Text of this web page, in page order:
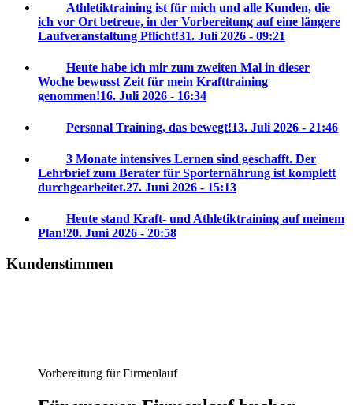
Athletiktraining ist für mich und alle Kunden, die
ich vor Ort betreue, in der Vorbereitung auf eine längere
Laufveranstaltung Pflicht!31. Juli 2026 - 09:21
Heute habe ich mir zum zweiten Mal in dieser
Woche bewusst Zeit für mein Krafttraining
genommen!16. Juli 2026 - 16:34
Personal Training, das bewegt!13. Juli 2026 - 21:46
3 Monate intensives Lernen sind geschafft. Der
Lehrbrief zum Berater für Sporternährung ist komplett
durchgearbeitet.27. Juni 2026 - 15:13
Heute stand Kraft- und Athletiktraining auf meinem
Plan!20. Juni 2026 - 20:58
Kundenstimmen
Vorbereitung für Firmenlauf